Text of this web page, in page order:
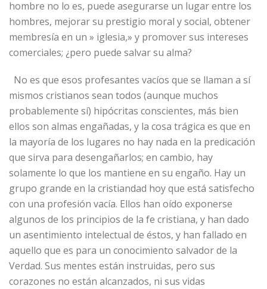
hombre no lo es, puede asegurarse un lugar entre los
hombres, mejorar su prestigio moral y social, obtener
membresía en un » iglesia,» y promover sus intereses
comerciales; ¿pero puede salvar su alma?
No es que esos profesantes vacíos que se llaman a sí
mismos cristianos sean todos (aunque muchos
probablemente sí) hipócritas conscientes, más bien
ellos son almas engañadas, y la cosa trágica es que en
la mayoría de los lugares no hay nada en la predicación
que sirva para desengañarlos; en cambio, hay
solamente lo que los mantiene en su engaño. Hay un
grupo grande en la cristiandad hoy que está satisfecho
con una profesión vacía. Ellos han oído exponerse
algunos de los principios de la fe cristiana, y han dado
un asentimiento intelectual de éstos, y han fallado en
aquello que es para un conocimiento salvador de la
Verdad. Sus mentes están instruidas, pero sus
corazones no están alcanzados, ni sus vidas